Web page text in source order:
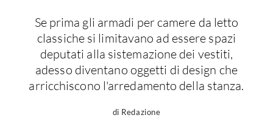
Consigli Cucine
Attrezzature Interne
Elettrodomestici
Frigoriferi
Pergole
Giardinaggio
Piante
Luce
Se prima gli armadi per camere da letto
classiche si limitavano ad essere spazi
deputati alla sistemazione dei vestiti,
adesso diventano oggetti di design che
arricchiscono l'arredamento della stanza.
di Redazione